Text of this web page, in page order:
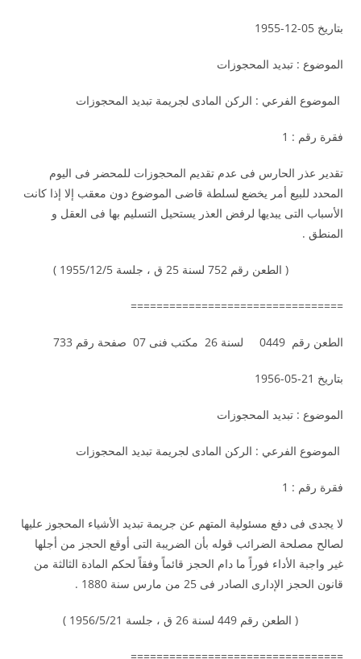
بتاريخ 05-12-1955
الموضوع : تبديد المحجوزات
الموضوع الفرعي : الركن المادى لجريمة تبديد المحجوزات
فقرة رقم : 1
تقدير عذر الحارس فى عدم تقديم المحجوزات للمحضر فى اليوم
المحدد للبيع أمر يخضع لسلطة قاضى الموضوع دون معقب إلا إذا كانت
الأسباب التى يبديها لرفض العذر يستحيل التسليم بها فى العقل و
المنطق .
( الطعن رقم 752 لسنة 25 ق ، جلسة 1955/12/5 )
=================================
الطعن رقم 0449 لسنة 26 مكتب فنى 07 صفحة رقم 733
بتاريخ 21-05-1956
الموضوع : تبديد المحجوزات
الموضوع الفرعي : الركن المادى لجريمة تبديد المحجوزات
فقرة رقم : 1
لا يجدى فى دفع مسئولية المتهم عن جريمة تبديد الأشياء المحجوز عليها
لصالح مصلحة الضرائب قوله بأن الضريبة التى أوقع الحجز من أجلها
غير واجبة الأداء فوراً ما دام الحجز قائماً وفقاً لحكم المادة الثالثة من
قانون الحجز الإدارى الصادر فى 25 من مارس سنة 1880 .
( الطعن رقم 449 لسنة 26 ق ، جلسة 1956/5/21 )